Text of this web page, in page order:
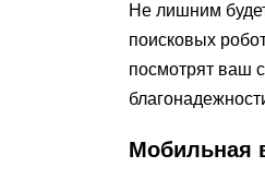
Не лишним
поисковых
посмотрят ваш
Мобильная